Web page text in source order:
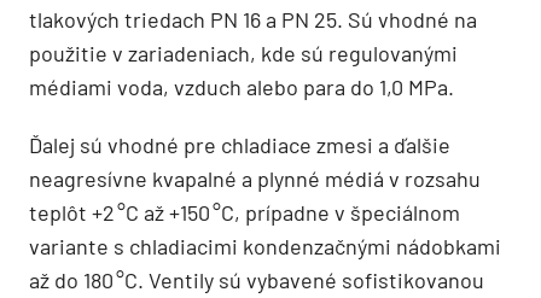
tlakových triedach PN 16 a PN 25. Sú vhodné na
použitie v zariadeniach, kde sú regulovanými
médiami voda, vzduch alebo para do 1,0 MPa.
Ďalej sú vhodné pre chladiace zmesi a ďalšie
neagresívne kvapalné a plynné médiá v rozsahu
teplôt +2 °C až +150 °C, prípadne v špeciálnom
variante s chladiacimi kondenzačnými nádobkami
až do 180 °C. Ventily sú vybavené sofistikovanou